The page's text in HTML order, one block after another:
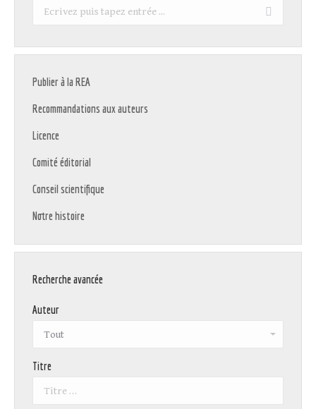
Recherche
Publier à la REA
Recommandations aux auteurs
Licence
Comité éditorial
Conseil scientifique
Notre histoire
Recherche avancée
Auteur
Titre